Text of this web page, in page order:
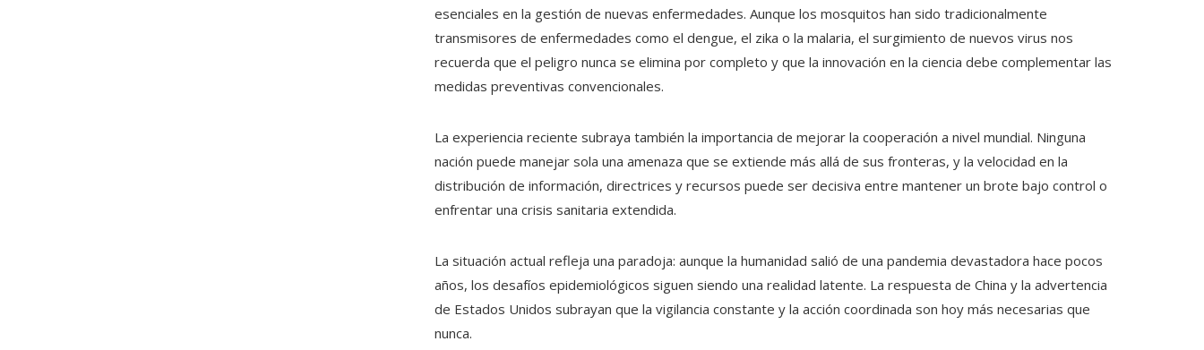
esenciales en la gestión de nuevas enfermedades. Aunque los mosquitos han sido tradicionalmente
transmisores de enfermedades como el dengue, el zika o la malaria, el surgimiento de nuevos virus nos
recuerda que el peligro nunca se elimina por completo y que la innovación en la ciencia debe complementar las
medidas preventivas convencionales.
La experiencia reciente subraya también la importancia de mejorar la cooperación a nivel mundial. Ninguna
nación puede manejar sola una amenaza que se extiende más allá de sus fronteras, y la velocidad en la
distribución de información, directrices y recursos puede ser decisiva entre mantener un brote bajo control o
enfrentar una crisis sanitaria extendida.
La situación actual refleja una paradoja: aunque la humanidad salió de una pandemia devastadora hace pocos
años, los desafíos epidemiológicos siguen siendo una realidad latente. La respuesta de China y la advertencia
de Estados Unidos subrayan que la vigilancia constante y la acción coordinada son hoy más necesarias que
nunca.